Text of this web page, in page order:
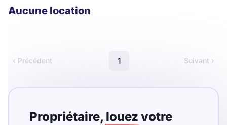
Colocation Coliving
Meublé ?
Meublé Non meublé
Montant du loyer
Aucune location
‹ Précédent 1 Suivant ›
Propriétaire, louez votre